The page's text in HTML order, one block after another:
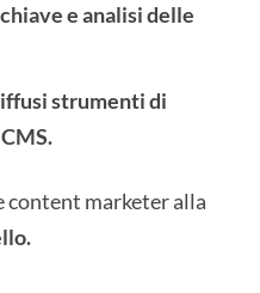
e analisi delle
strumenti di
content marketer alla